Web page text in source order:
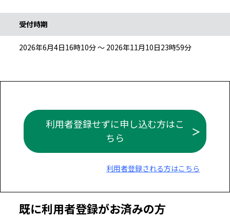
受付時期
2026年6月4日16時10分 ～ 2026年11月10日23時59分
利用者登録せずに申し込む方はこ
ちら
利用者登録される方はこちら
既に利用者登録がお済みの方